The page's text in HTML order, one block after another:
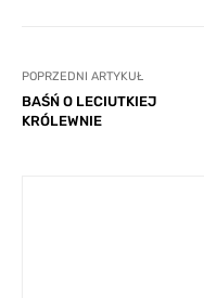
POPRZEDNI ARTYKUŁ
BAŚŃ O LECIUTKIEJ
KRÓLEWNIE